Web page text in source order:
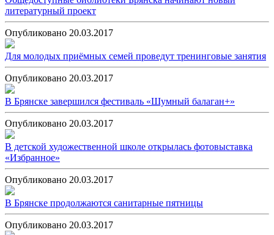
литературный проект
Опубликовано 20.03.2017
Для молодых приёмных семей проведут тренинговые занятия
Опубликовано 20.03.2017
В Брянске завершился фестиваль «Шумный балаган+»
Опубликовано 20.03.2017
В детской художественной школе открылась фотовыставка
«Избранное»
Опубликовано 20.03.2017
В Брянске продолжаются санитарные пятницы
Опубликовано 20.03.2017